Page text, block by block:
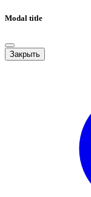
Modal title
Закрыть